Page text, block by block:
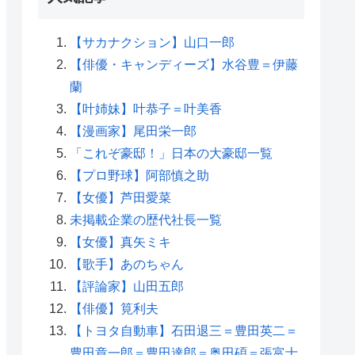
【サカナクション】山口一郎
【俳優・キャンディーズ】水谷豊＝伊藤
蘭
【叶姉妹】叶恭子＝叶美香
【漫画家】尾田栄一郎
「これぞ豪邸！」日本の大豪邸一覧
【プロ野球】阿部慎之助
【女優】芦田愛菜
未掲載企業の歴代社長一覧
【女優】真矢ミキ
【歌手】あのちゃん
【評論家】山田五郎
【俳優】筧利夫
【トヨタ自動車】石田退三＝豊田英二＝